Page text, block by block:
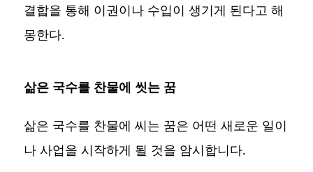
결합을 통해 이권이나 수입이 생기게 된다고 해
몽한다.
삶은 국수를 찬물에 씻는 꿈
삶은 국수를 찬물에 씨는 꿈은 어떤 새로운 일이
나 사업을 시작하게 될 것을 암시합니다.